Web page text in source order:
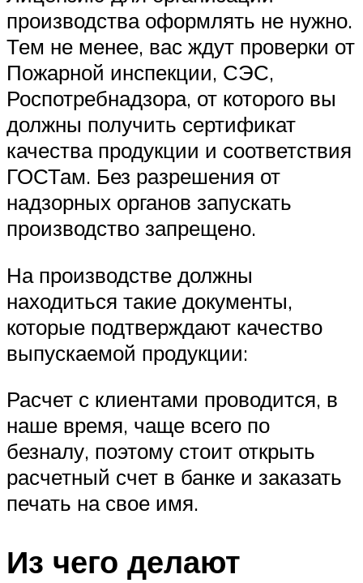
производства оформлять не нужно.
Тем не менее, вас ждут проверки от
Пожарной инспекции, СЭС,
Роспотребнадзора, от которого вы
должны получить сертификат
качества продукции и соответствия
ГОСТам. Без разрешения от
надзорных органов запускать
производство запрещено.
На производстве должны
находиться такие документы,
которые подтверждают качество
выпускаемой продукции:
Расчет с клиентами проводится, в
наше время, чаще всего по
безналу, поэтому стоит открыть
расчетный счет в банке и заказать
печать на свое имя.
Из чего делают